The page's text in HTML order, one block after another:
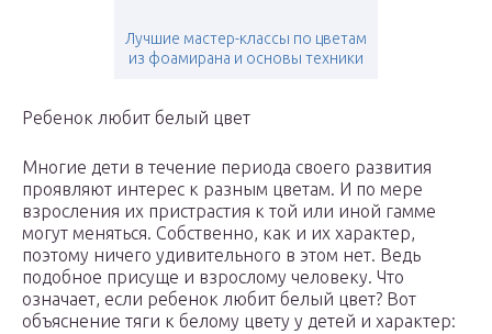
Лучшие мастер-классы по цветам
из фоамирана и основы техники
Ребенок любит белый цвет
Многие дети в течение периода своего развития
проявляют интерес к разным цветам. И по мере
взросления их пристрастия к той или иной гамме
могут меняться. Собственно, как и их характер,
поэтому ничего удивительного в этом нет. Ведь
подобное присуще и взрослому человеку. Что
означает, если ребенок любит белый цвет? Вот
объяснение тяги к белому цвету у детей и характер: